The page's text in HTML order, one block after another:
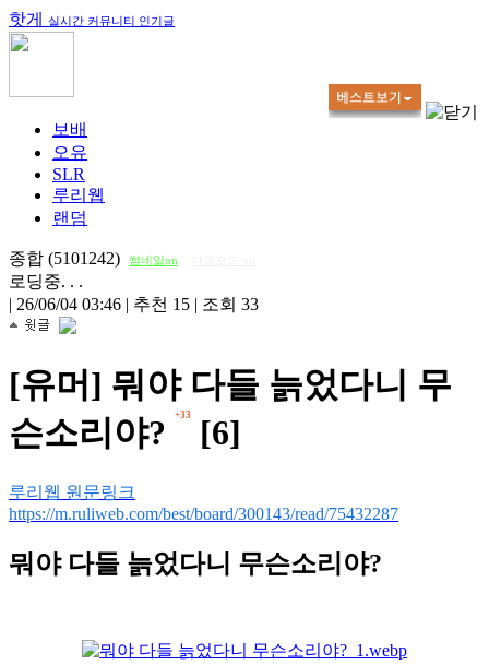
핫게 실시간 커뮤니티 인기글
보배
오유
SLR
루리웹
랜덤
종합 (5101242) 썸네일on
로딩중. . .
| 26/06/04 03:46 | 추천 15 | 조회 33
[유머] 뭐야 다들 늙었다니 무
슨소리야?
+33 [6]
루리웹 원문링크
https://m.ruliweb.com/best/board/300143/read/75432287
뭐야 다들 늙었다니 무슨소리야?